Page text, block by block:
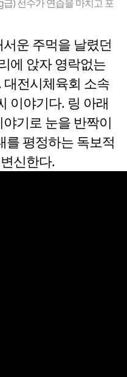
) 선수가 연습을 마치고 포
운 주먹을 날렸던
에 앉자 영락없는
전시체육회 소속
이야기다. 링 아래
기로 눈을 반짝이
를 평정하는 독보적
신한다.